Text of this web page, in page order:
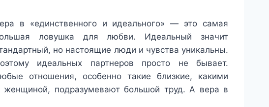
в «единственного и идеального» — это самая
ловушка для любви. Идеальный значит
но настоящие люди и чувства уникальны.
идеальных партнеров просто не бывает.
отношения, особенно такие близкие, какими
подразумевают большой труд. А вера в